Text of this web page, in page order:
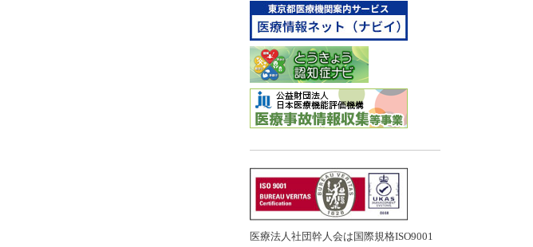
医療法人社団幹人会は国際規格ISO9001